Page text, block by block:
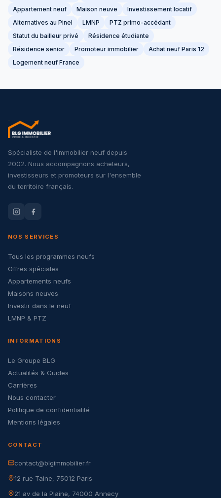
Appartement neuf
Maison neuve
Investissement locatif
Alternatives au Pinel
LMNP
PTZ primo-accédant
Statut du bailleur privé
Résidence étudiante
Résidence senior
Promoteur immobilier
Achat neuf Paris 12
Logement neuf France
Spécialiste de l'immobilier neuf depuis
2002. Nous accompagnons acheteurs,
investisseurs et promoteurs sur l'ensemble
du territoire français.
NOS SERVICES
Tous les programmes neufs
Offres spéciales
Appartements neufs
Maisons neuves
Investir dans le neuf
LMNP & PTZ
INFORMATIONS
Le Groupe BLG
Actualités & Guides
Carrières
Nous contacter
Politique de confidentialité
Mentions légales
CONTACT
contact@blgimmobilier.fr
12 rue Taine, 75012 Paris
21 av de la Plaine, 74000 Annecy